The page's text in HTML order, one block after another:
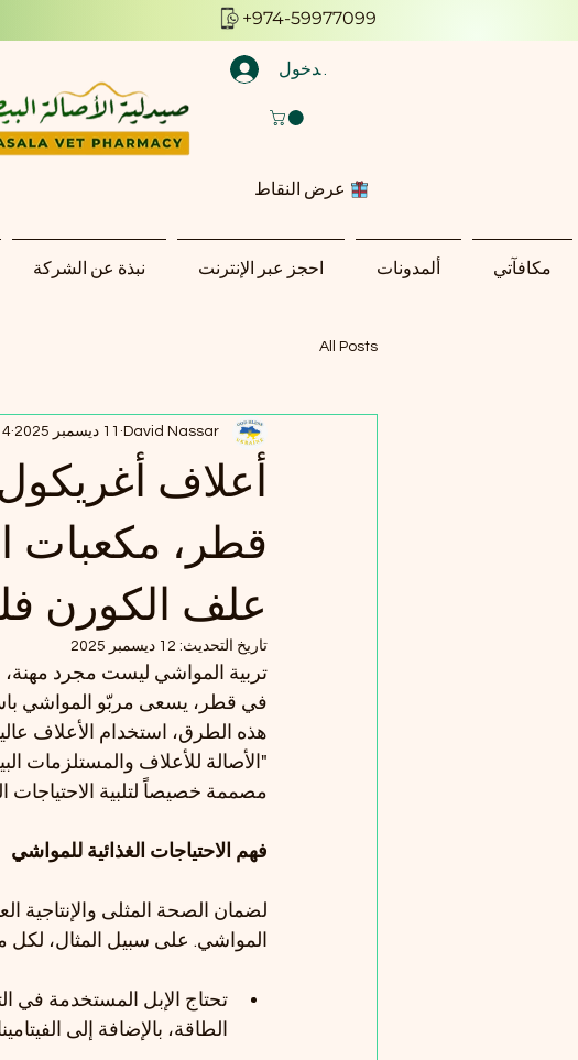
+974-59977099
تسجيل الدخول
عرض النقاط
نبذة عن الشركة احجز عبر الإنترنت ألمدونات مكافآتي
All Posts
أعلاف
قطر، مكعبات
علف الكورن
David Nassar 11 ديسمبر 2025 4 دقيقة قراءة
تاريخ التحديث: 12 ديسمبر 2025
تربية المواشي ليست مجرد مهنة،
في قطر، يسعى مربّو المواشي
هذه الطرق، استخدام الأعلاف
"الأصالة للأعلاف والمستلزمات
مصممة خصيصاً لتلبية الاحتياجات
فهم الاحتياجات الغذائية للمواشي
لضمان الصحة المثلى والإنتاجية
المواشي. على سبيل المثال، لكل
تحتاج الإبل المستخدمة في
الطاقة، بالإضافة إلى